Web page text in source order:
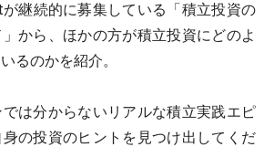
継続的に募集している「積立投資の
から、ほかの方が積立投資にどのよ
るのかを紹介。
は分からないリアルな積立実践エピ
の投資のヒントを見つけ出してくだ